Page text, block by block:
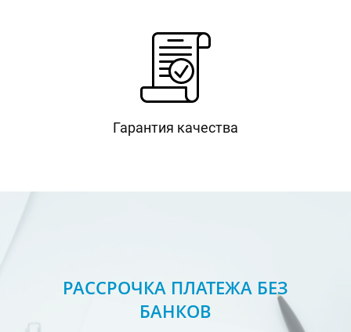
Гарантия качества
РАССРОЧКА ПЛАТЕЖА БЕЗ
БАНКОВ